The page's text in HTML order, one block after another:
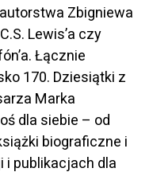
Zbigniewa
Lewis’a czy
Łącznie
170. Dziesiątki z
Marka
dla siebie – od
biograficzne i
i publikacjach dla